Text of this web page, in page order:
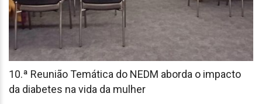
10.ª Reunião Temática do NEDM aborda o impacto
da diabetes na vida da mulher